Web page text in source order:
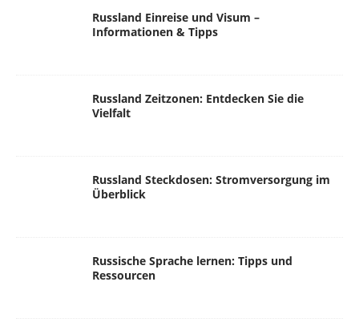
Russland Einreise und Visum –
Informationen & Tipps
Russland Zeitzonen: Entdecken Sie die
Vielfalt
Russland Steckdosen: Stromversorgung im
Überblick
Russische Sprache lernen: Tipps und
Ressourcen